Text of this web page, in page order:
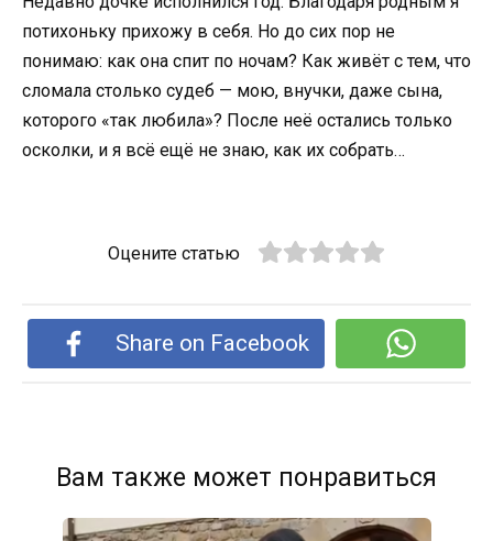
потихоньку прихожу в себя. Но до сих пор не
понимаю: как она спит по ночам? Как живёт с тем, что
сломала столько судеб — мою, внучки, даже сына,
которого «так любила»? После неё остались только
осколки, и я всё ещё не знаю, как их собрать…
Оцените статью
Share on Facebook
Вам также может понравиться